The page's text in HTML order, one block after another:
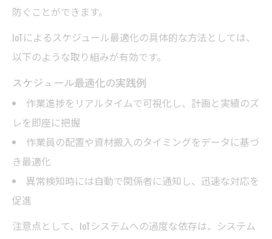
防ぐことができます。
IoTによるスケジュール最適化の具体的な方法としては、
以下のような取り組みが有効です。
スケジュール最適化の実践例
作業進捗をリアルタイムで可視化し、計画と実績のズ
レを即座に把握
作業員の配置や資材搬入のタイミングをデータに基づ
き最適化
異常検知時には自動で関係者に通知し、迅速な対応を
促進
注意点として、IoTシステムへの過度な依存は、システム